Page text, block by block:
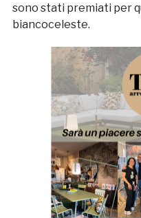
sono stati premiati per
biancoceleste.